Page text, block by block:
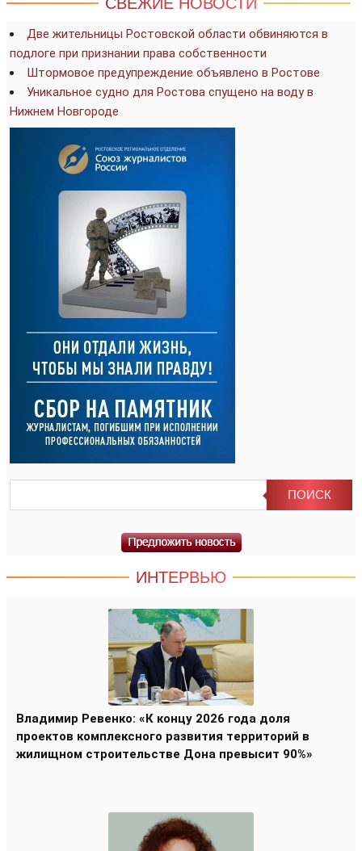
Две жительницы Ростовской области обвиняются в
подлоге при признании права собственности
Штормовое предупреждение объявлено в Ростове
Уникальное судно для Ростова спущено на воду в
Нижнем Новгороде
ИНТЕРВЬЮ
Владимир Ревенко: «К концу 2026 года доля
проектов комплексного развития территорий в
жилищном строительстве Дона превысит 90%»